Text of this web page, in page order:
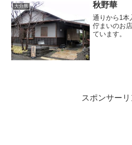
大分県 秋野華
通りから1本
佇まいのお
ています。
スポンサーリ